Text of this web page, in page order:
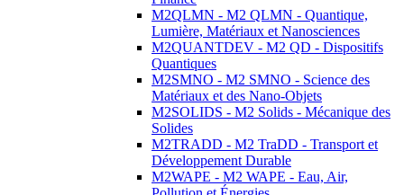
M2QLMN - M2 QLMN - Quantique,
Lumière, Matériaux et Nanosciences
M2QUANTDEV - M2 QD - Dispositifs
Quantiques
M2SMNO - M2 SMNO - Science des
Matériaux et des Nano-Objets
M2SOLIDS - M2 Solids - Mécanique des
Solides
M2TRADD - M2 TraDD - Transport et
Développement Durable
M2WAPE - M2 WAPE - Eau, Air,